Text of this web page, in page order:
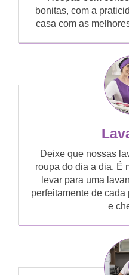
bonitas, com a
casa com as
Deixe que nossas
roupa do dia a dia. É
levar para uma
perfeitamente de
e